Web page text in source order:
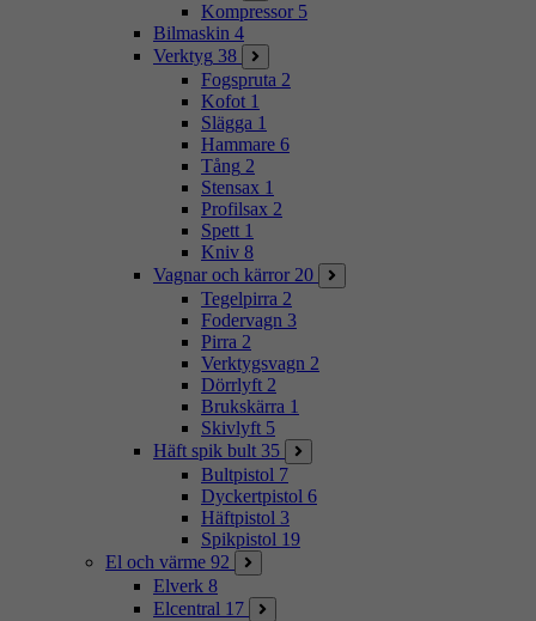
Kompressor 5
Bilmaskin 4
Verktyg 38
Fogspruta 2
Kofot 1
Slägga 1
Hammare 6
Tång 2
Stensax 1
Profilsax 2
Spett 1
Kniv 8
Vagnar och kärror 20
Tegelpirra 2
Fodervagn 3
Pirra 2
Verktygsvagn 2
Dörrlyft 2
Brukskärra 1
Skivlyft 5
Häft spik bult 35
Bultpistol 7
Dyckertpistol 6
Häftpistol 3
Spikpistol 19
El och värme 92
Elverk 8
Elcentral 17